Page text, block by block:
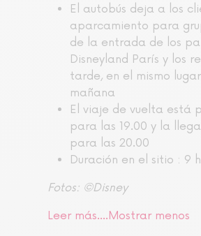
El autobús deja a los
aparcamiento para
de la entrada de los
Disneyland París y los
tarde, en el mismo
mañana
El viaje de vuelta está
para las 19.00 y la
para las 20.00
Duración en el sitio : 9
Fotos: ©Disney
Leer más....Mostrar menos